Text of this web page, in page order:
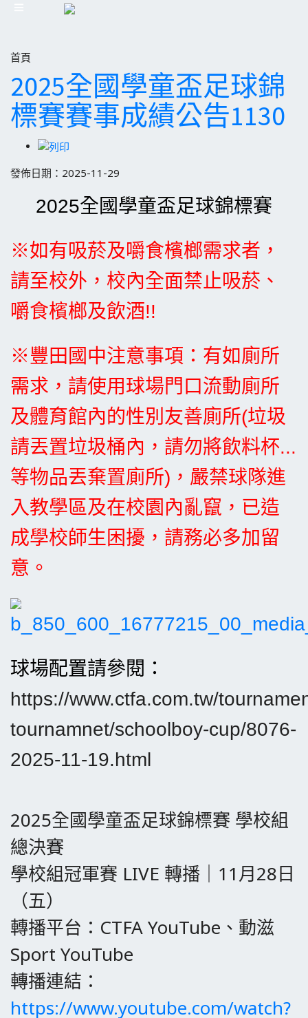
首頁
2025全國學童盃足球錦
標賽賽事成績公告1130
發佈日期：2025-11-29
2025全國學童盃足球錦標賽
※如有吸菸及嚼食檳榔需求者，
請至校外，校內全面禁止吸菸、
嚼食檳榔及飲酒!!
※豐田國中注意事項：有如廁所
需求，請使用球場門口流動廁所
及體育館內的性別友善廁所(垃圾
請丟置垃圾桶內，請勿將飲料杯...
等物品丟棄置廁所)，嚴禁球隊進
入教學區及在校園內亂竄，已造
成學校師生困擾，請務必多加留
意。
球場配置請參閱：
https://www.ctfa.com.tw/
tournamnet/schoolboy-cup/8076-
2025-11-19.html
2025全國學童盃足球錦標賽 學校組
總決賽
學校組冠軍賽 LIVE 轉播｜11月28日
（五）
轉播平台：CTFA YouTube、動滋
Sport YouTube
轉播連結 ：
https://www.youtube.com/watch?